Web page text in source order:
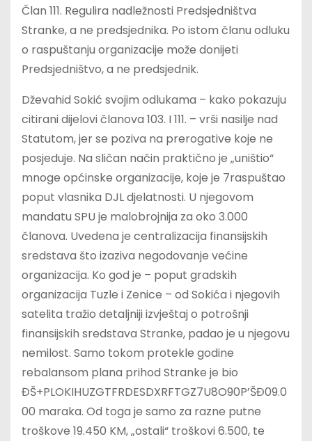
Član 111. Regulira nadležnosti Predsjedništva
Stranke, a ne predsjednika. Po istom članu odluku
o raspuštanju organizacije može donijeti
Predsjedništvo, a ne predsjednik.
Dževahid Sokić svojim odlukama – kako pokazuju
citirani dijelovi članova 103. I 111. – vrši nasilje nad
Statutom, jer se poziva na prerogative koje ne
posjeduje. Na sličan način praktično je „uništio“
mnoge općinske organizacije, koje je 7raspuštao
poput vlasnika DJL djelatnosti. U njegovom
mandatu SPU je malobrojnija za oko 3.000
članova. Uvedena je centralizacija finansijskih
sredstava što izaziva negodovanje većine
organizacija. Ko god je – poput gradskih
organizacija Tuzle i Zenice – od Sokića i njegovih
satelita tražio detaljniji izvještaj o potrošnji
finansijskih sredstava Stranke, padao je u njegovu
nemilost. Samo tokom protekle godine
rebalansom plana prihod Stranke je bio
ĐŠ+PLOKIHUZGTFRDESDXRFTGZ7U8O90P’ŠĐ09.0
00 maraka. Od toga je samo za razne putne
troškove 19.450 KM, „ostali“ troškovi 6.500, te